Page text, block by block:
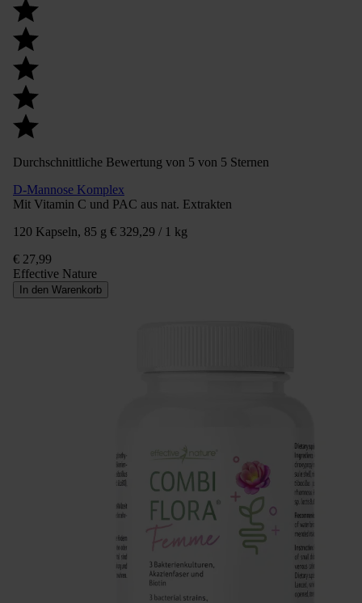
Durchschnittliche Bewertung von 5 von 5 Sternen
D-Mannose Komplex
Mit Vitamin C und PAC aus nat. Extrakten
120 Kapseln, 85 g € 329,29 / 1 kg
€ 27,99
Effective Nature
In den Warenkorb